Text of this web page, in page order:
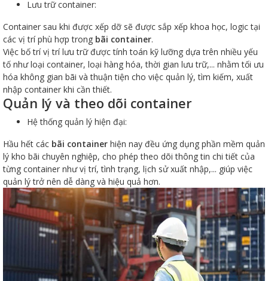
Lưu trữ container:
Container sau khi được xếp dỡ sẽ được sắp xếp khoa học, logic tại
các vị trí phù hợp trong bãi container.
Việc bố trí vị trí lưu trữ được tính toán kỹ lưỡng dựa trên nhiều yếu
tố như loại container, loại hàng hóa, thời gian lưu trữ,... nhằm tối ưu
hóa không gian bãi và thuận tiện cho việc quản lý, tìm kiếm, xuất
nhập container khi cần thiết.
Quản lý và theo dõi container
Hệ thống quản lý hiện đại:
Hầu hết các bãi container hiện nay đều ứng dụng phần mềm quản
lý kho bãi chuyên nghiệp, cho phép theo dõi thông tin chi tiết của
từng container như vị trí, tình trạng, lịch sử xuất nhập,... giúp việc
quản lý trở nên dễ dàng và hiệu quả hơn.